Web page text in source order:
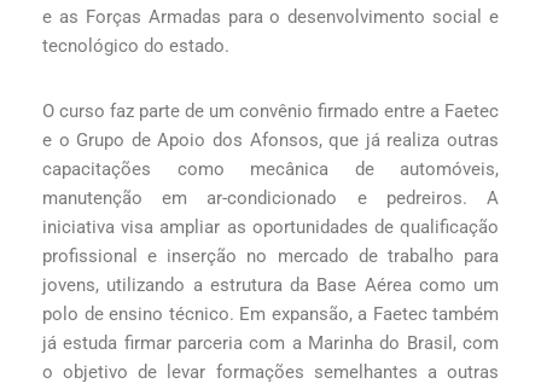
e as Forças Armadas para o desenvolvimento social e
tecnológico do estado.
O curso faz parte de um convênio firmado entre a Faetec
e o Grupo de Apoio dos Afonsos, que já realiza outras
capacitações como mecânica de automóveis,
manutenção em ar-condicionado e pedreiros. A
iniciativa visa ampliar as oportunidades de qualificação
profissional e inserção no mercado de trabalho para
jovens, utilizando a estrutura da Base Aérea como um
polo de ensino técnico. Em expansão, a Faetec também
já estuda firmar parceria com a Marinha do Brasil, com
o objetivo de levar formações semelhantes a outras